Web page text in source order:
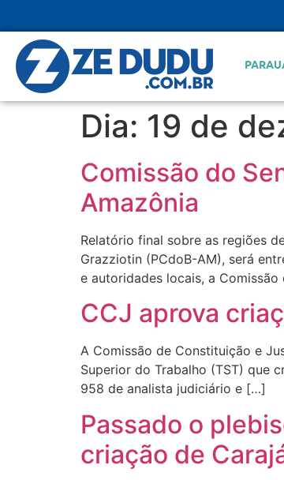
Dia: 19 de
Comissão do
Amazônia
Relatório final sobre as regiões
Grazziotin (PCdoB-AM), será
e autoridades locais, a
CCJ aprova
A Comissão de Constituição e
Superior do Trabalho (TST) que
958 de analista judiciário e […]
Passado o
criação de